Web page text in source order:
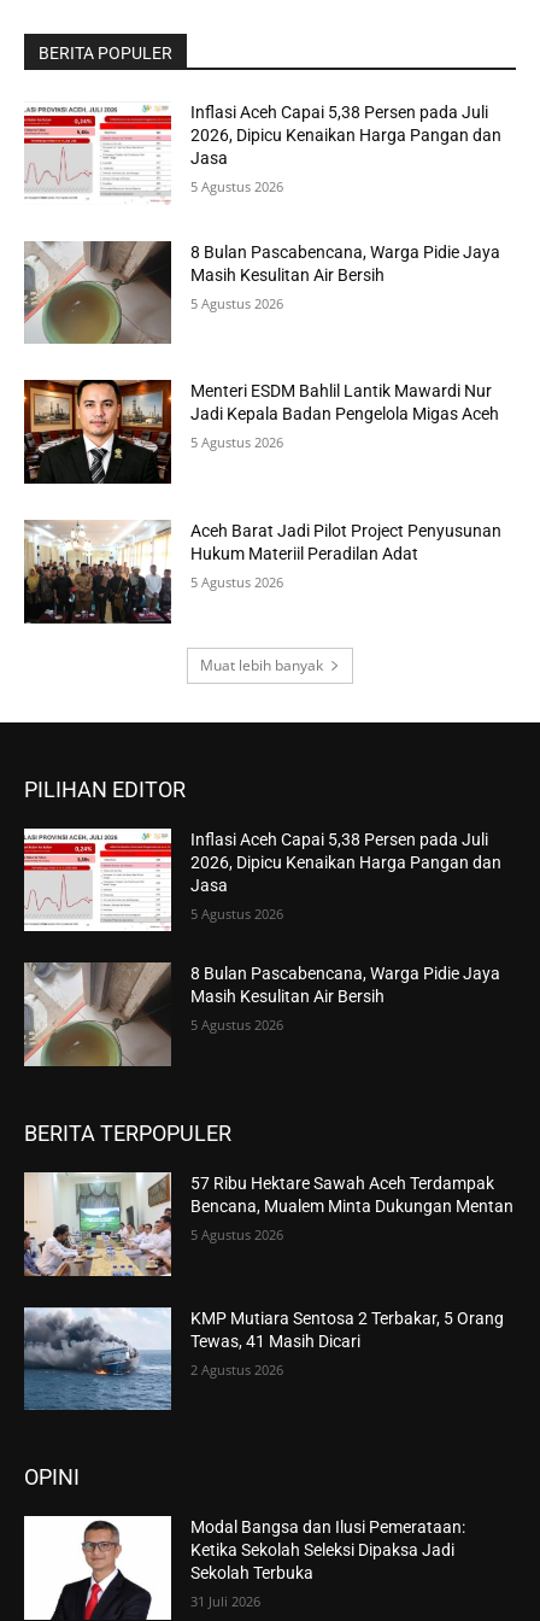
BERITA POPULER
Inflasi Aceh Capai 5,38 Persen pada Juli
2026, Dipicu Kenaikan Harga Pangan dan
Jasa
5 Agustus 2026
8 Bulan Pascabencana, Warga Pidie Jaya
Masih Kesulitan Air Bersih
5 Agustus 2026
Menteri ESDM Bahlil Lantik Mawardi Nur
Jadi Kepala Badan Pengelola Migas Aceh
5 Agustus 2026
Aceh Barat Jadi Pilot Project Penyusunan
Hukum Materiil Peradilan Adat
5 Agustus 2026
Muat lebih banyak
PILIHAN EDITOR
Inflasi Aceh Capai 5,38 Persen pada Juli
2026, Dipicu Kenaikan Harga Pangan dan
Jasa
5 Agustus 2026
8 Bulan Pascabencana, Warga Pidie Jaya
Masih Kesulitan Air Bersih
5 Agustus 2026
BERITA TERPOPULER
57 Ribu Hektare Sawah Aceh Terdampak
Bencana, Mualem Minta Dukungan Mentan
5 Agustus 2026
KMP Mutiara Sentosa 2 Terbakar, 5 Orang
Tewas, 41 Masih Dicari
2 Agustus 2026
OPINI
Modal Bangsa dan Ilusi Pemerataan:
Ketika Sekolah Seleksi Dipaksa Jadi
Sekolah Terbuka
31 Juli 2026